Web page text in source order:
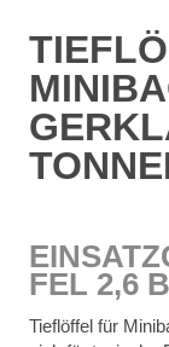
FEL 2,6
Tief­löf­fel für